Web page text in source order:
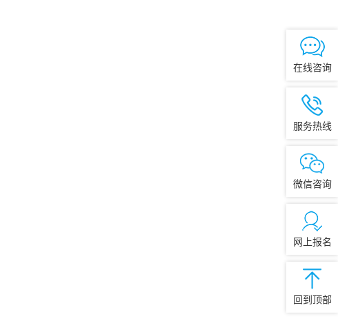
在线咨询
服务热线
微信咨询
网上报名
回到顶部